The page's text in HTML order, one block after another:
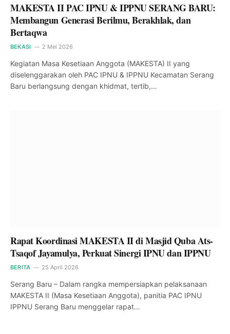
MAKESTA II PAC IPNU & IPPNU SERANG BARU:
Membangun Generasi Berilmu, Berakhlak, dan
Bertaqwa
BEKASI 2 Mei 2026
Kegiatan Masa Kesetiaan Anggota (MAKESTA) II yang
diselenggarakan oleh PAC IPNU & IPPNU Kecamatan Serang
Baru berlangsung dengan khidmat, tertib,…
Rapat Koordinasi MAKESTA II di Masjid Quba Ats-
Tsaqof Jayamulya, Perkuat Sinergi IPNU dan IPPNU
BERITA 25 April 2026
Serang Baru – Dalam rangka mempersiapkan pelaksanaan
MAKESTA II (Masa Kesetiaan Anggota), panitia PAC IPNU
IPPNU Serang Baru menggelar rapat…